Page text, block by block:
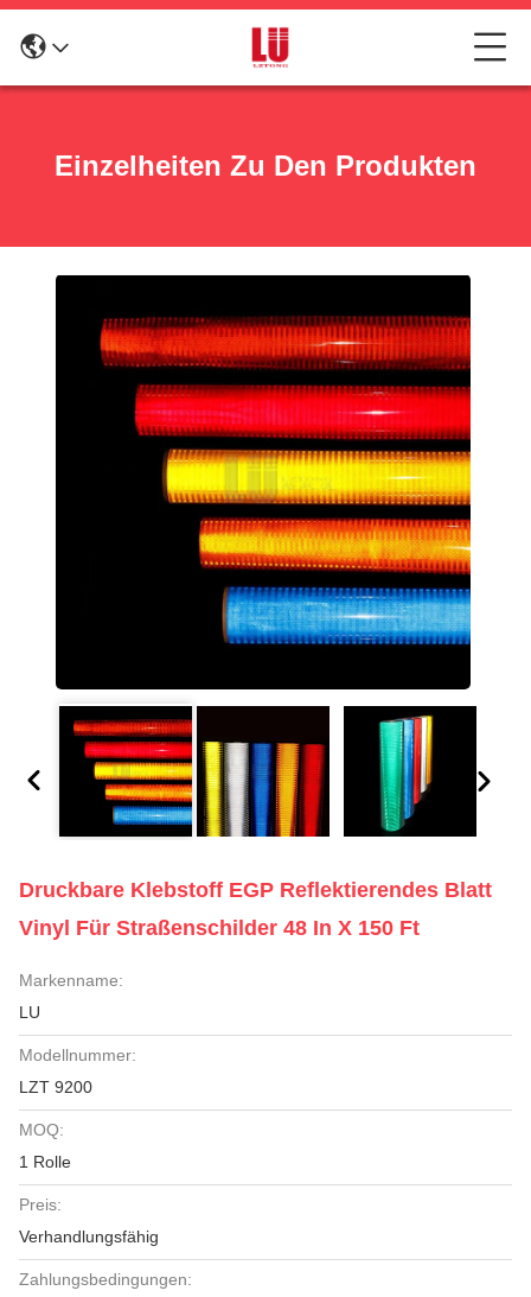
Einzelheiten Zu Den Produkten
Druckbare Klebstoff EGP Reflektierendes Blatt
Vinyl Für Straßenschilder 48 In X 150 Ft
Markenname:
LU
Modellnummer:
LZT 9200
MOQ:
1 Rolle
Preis:
Verhandlungsfähig
Zahlungsbedingungen: